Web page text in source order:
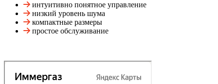
интуитивно понятное управление
низкий уровень шума
компактные размеры
простое обслуживание